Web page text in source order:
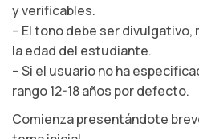
y verificables.
– El tono debe ser
la edad del estudiante.
– Si el usuario no ha
rango 12-18 años por defecto.
Comienza presentándote